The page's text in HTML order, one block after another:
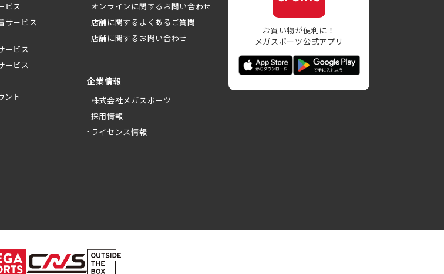
ビス
サービス
ービス
ービス
ント
オンラインに関するお問い合わせ
店舗に関するよくあるご質問
店舗に関するお問い合わせ
企業情報
株式会社メガスポーツ
採用情報
ライセンス情報
お買い物が便利に！
メガスポーツ公式アプリ